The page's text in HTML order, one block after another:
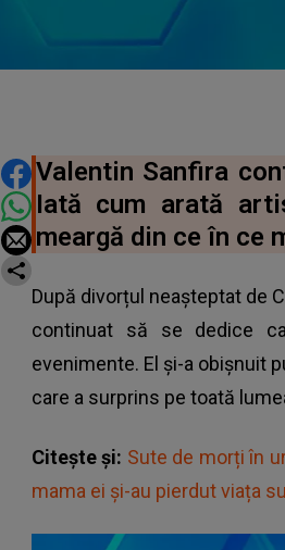
DISTRIBUIE ARTICOLUL
Valentin Sanfira
Iată cum arată
meargă din ce în ce
După divorțul neașteptat de
continuat să se dedice
evenimente. El și-a obișnuit
care a surprins pe toată
Citește și: Sute de morți în
mama ei și-au pierdut viața